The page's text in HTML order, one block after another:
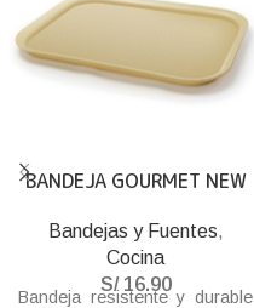
BANDEJA GOURMET NEW
Bandejas y Fuentes,
Cocina
S/16.90
Bandeja resistente y durable